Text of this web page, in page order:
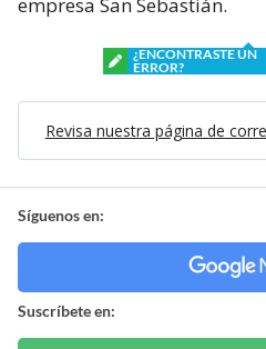
Minvu.
Luego de jurar ante el
tendrá un plazo de 30 días
acabado sobre las
empresa San Sebastián.
Revisa nuestra página de